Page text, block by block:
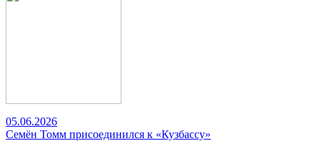
05.06.2026
Семён Томм присоединился к «Кузбассу»